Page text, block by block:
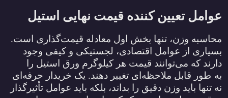
عوامل تعیین کننده قیمت نهایی استیل
محاسبه وزن، تنها بخش اول معادله قیمت‌گذاری است.
بسیاری از عوامل اقتصادی، لجستیکی و کیفی وجود
دارند که می‌توانند قیمت هر کیلوگرم ورق استیل را
به‌ طور قابل ملاحظه‌ای تغییر دهند. یک خریدار حرفه‌ای
نه تنها باید وزن دقیق را بداند، بلکه باید عوامل تأثیرگذار